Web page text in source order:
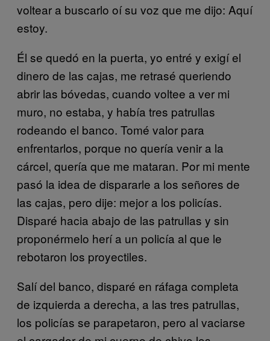
voltear a buscarlo oí su voz que me dijo: Aquí
estoy.
Él se quedó en la puerta, yo entré y exigí el
dinero de las cajas, me retrasé queriendo
abrir las bóvedas, cuando voltee a ver mi
muro, no estaba, y había tres patrullas
rodeando el banco. Tomé valor para
enfrentarlos, porque no quería venir a la
cárcel, quería que me mataran. Por mi mente
pasó la idea de dispararle a los señores de
las cajas, pero dije: mejor a los policías.
Disparé hacia abajo de las patrullas y sin
proponérmelo herí a un policía al que le
rebotaron los proyectiles.
Salí del banco, disparé en ráfaga completa
de izquierda a derecha, a las tres patrullas,
los policías se parapetaron, pero al vaciarse